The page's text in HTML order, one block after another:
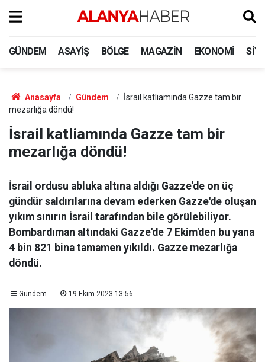
GÜNDEM ASAYIŞ BÖLGE MAGAZIN EKONOMI
Anasayfa Gündem
İsrail katliamında Gazze tam bir
mezarlığa döndü!
İsrail katliamında Gazze tam bir
mezarlığa döndü!
İsrail ordusu abluka altına aldığı Gazze'de on üç
gündür saldırılarına devam ederken Gazze'de oluşan
yıkım sınırın İsrail tarafından bile görülebiliyor.
Bombardıman altındaki Gazze'de 7 Ekim'den bu yana
4 bin 821 bina tamamen yıkıldı. Gazze mezarlığa
döndü.
Gündem 19 Ekim 2023 13:56